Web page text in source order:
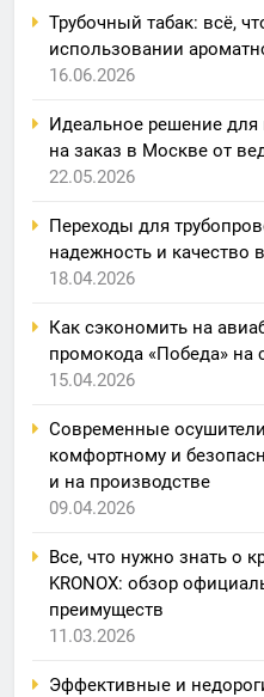
Трубочный табак: всё,
использовании
16.06.2026
Идеальное решение для
на заказ в Москве от
22.05.2026
Переходы для
надежность и качество
18.04.2026
Как сэкономить на
промокода «Победа» на
15.04.2026
Современные
комфортному и
и на производстве
09.04.2026
Все, что нужно знать о
KRONOX: обзор
преимуществ
11.03.2026
Эффективные и